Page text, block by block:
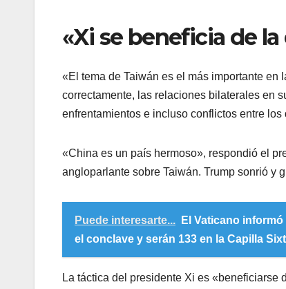
«Xi se beneficia de
«El tema de Taiwán es el más importante
correctamente, las relaciones bilaterales en
enfrentamientos e incluso conflictos entre
«China es un país hermoso», respondió el
angloparlante sobre Taiwán. Trump sonrió y
Puede interesarte...
El Vaticano
el conclave y serán 133 en la Capilla
La táctica del presidente Xi es «beneficiarse